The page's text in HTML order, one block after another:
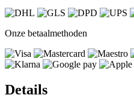
Onze betaalmethoden
Details